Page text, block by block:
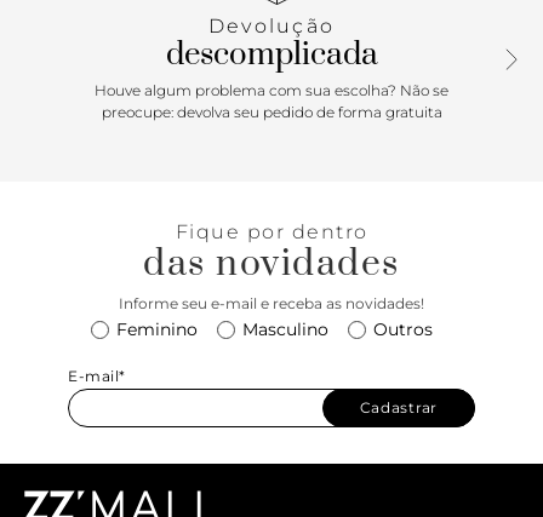
Devolução
descomplicada
Houve algum problema com sua escolha? Não se
preocupe: devolva seu pedido de forma gratuita
Fique por dentro
das novidades
Informe seu e-mail e receba as novidades!
Feminino Masculino Outros
E-mail*
Cadastrar